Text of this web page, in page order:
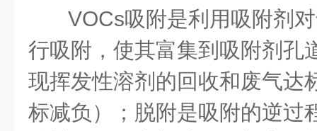
VOCs吸附是利用吸附剂
行吸附，使其富集到吸附剂孔
现挥发性溶剂的回收和废气达
标减负）；脱附是吸附的逆过